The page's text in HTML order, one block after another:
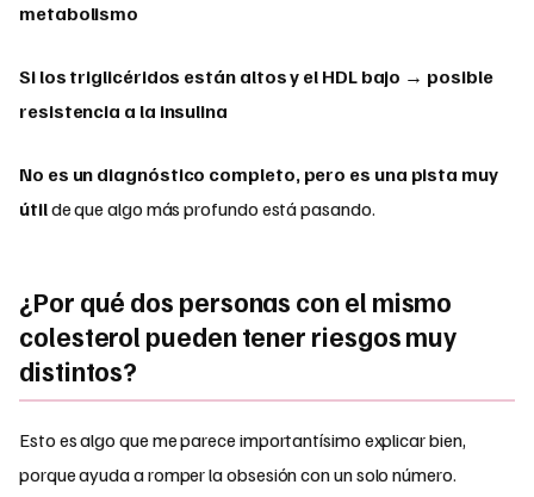
metabolismo
Si los triglicéridos están altos y el HDL bajo → posible
resistencia a la insulina
No es un diagnóstico completo, pero es una pista muy
útilde que algo más profundo está pasando.
¿Por qué dos personas con el mismo
colesterol pueden tener riesgos muy
distintos?
Esto es algo que me parece importantísimo explicar bien,
porque ayuda a romper la obsesión con un solo número.